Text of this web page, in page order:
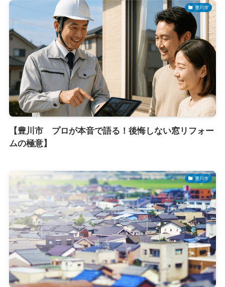
豊川市
【豊川市 プロが本音で語る！後悔しない窓リフォー
ムの極意】
豊川市